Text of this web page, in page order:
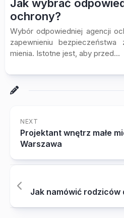
Jak wybrać
ochrony?
Wybór odpowiedniej agencji
zapewnieniu
mienia. Istotne jest, aby przed...
NEXT
Projektant wnętrz małe
Warszawa
Jak namówić rodziców